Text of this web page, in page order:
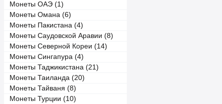
Монеты ОАЭ (1)
Монеты Омана (6)
Монеты Пакистана (4)
Монеты Саудовской Аравии (8)
Монеты Северной Кореи (14)
Монеты Сингапура (4)
Монеты Таджикистана (21)
Монеты Таиланда (20)
Монеты Тайваня (8)
Монеты Турции (10)